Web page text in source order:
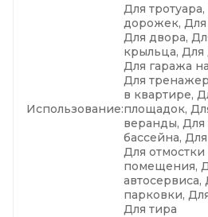
Использование:
Для
дорожек, Для
Для двора,
крыльца, Для
Для гаража
Для
в квартире,
площадок,
веранды, Для
бассейна,
Для
помещения,
автосервиса,
парковки,
Для тира